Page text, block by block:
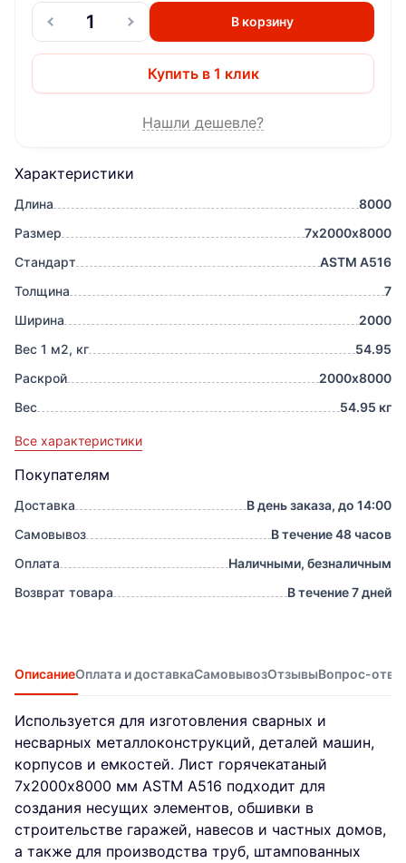
Характеристики
Длина
8000
Размер
7х2000х8000
Стандарт
ASTM A516
Толщина
7
Ширина
2000
Вес 1 м2, кг
54.95
Раскрой
2000х8000
Вес
54.95 кг
Все характеристики
Покупателям
Доставка
В день заказа, до 14:00
Самовывоз
В течение 48 часов
Оплата
Наличными, безналичным
Возврат товара
В течение 7 дней
В корзину
Купить в 1 клик
Нашли дешевле?
ОписаниеОплата и доставкаСамовывозОтзывыВопрос-
Используется для изготовления сварных и
несварных металлоконструкций, деталей машин,
корпусов и емкостей. Лист горячекатаный
7х2000х8000 мм ASTM A516 подходит для
создания несущих элементов, обшивки в
строительстве гаражей, навесов и частных домов,
а также для производства труб, штампованных